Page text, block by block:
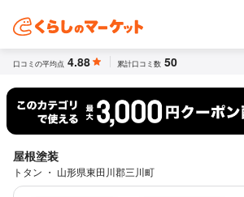
口コミの平均点 4.88 累計口コミ数 50
屋根塗装
トタン ・ 山形県東田川郡三川町